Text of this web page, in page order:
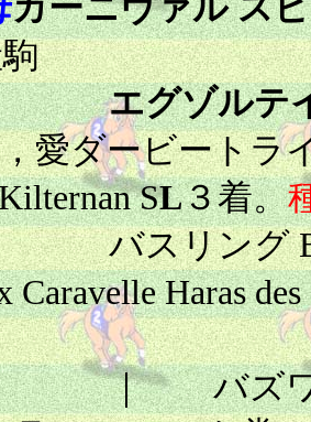
カーニヴァル ス
エグゾルテ
，愛ダービートラ
SL３着。
グ Bustling
Caravelle Haras des
ード